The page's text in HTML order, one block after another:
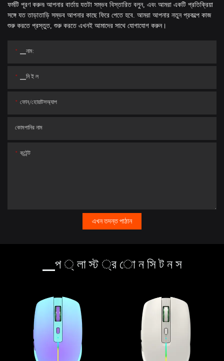
ফর্মটি পূরণ করুন৷ আপনার বার্তায় যতটা সম্ভব বিস্তারিত বলুন, এবং আমরা একটি প্রতিক্রিয়া
সঙ্গে যত তাড়াতাড়ি সম্ভব আপনার কাছে ফিরে পেতে হবে. আমরা আপনার নতুন প্রকল্পে কাজ
শুরু করতে প্রস্তুত, শুরু করতে এখনই আমাদের সাথে যোগাযোগ করুন।
▁নাম:
▁নি ই ল
ফোন/হোয়াটসঅ্যাপ
কোমপানির নাম
কন্টেন্ট
এখন তদন্ত পাঠান
▁প ্ লা স্ট ্র ো ন সি ট ন স